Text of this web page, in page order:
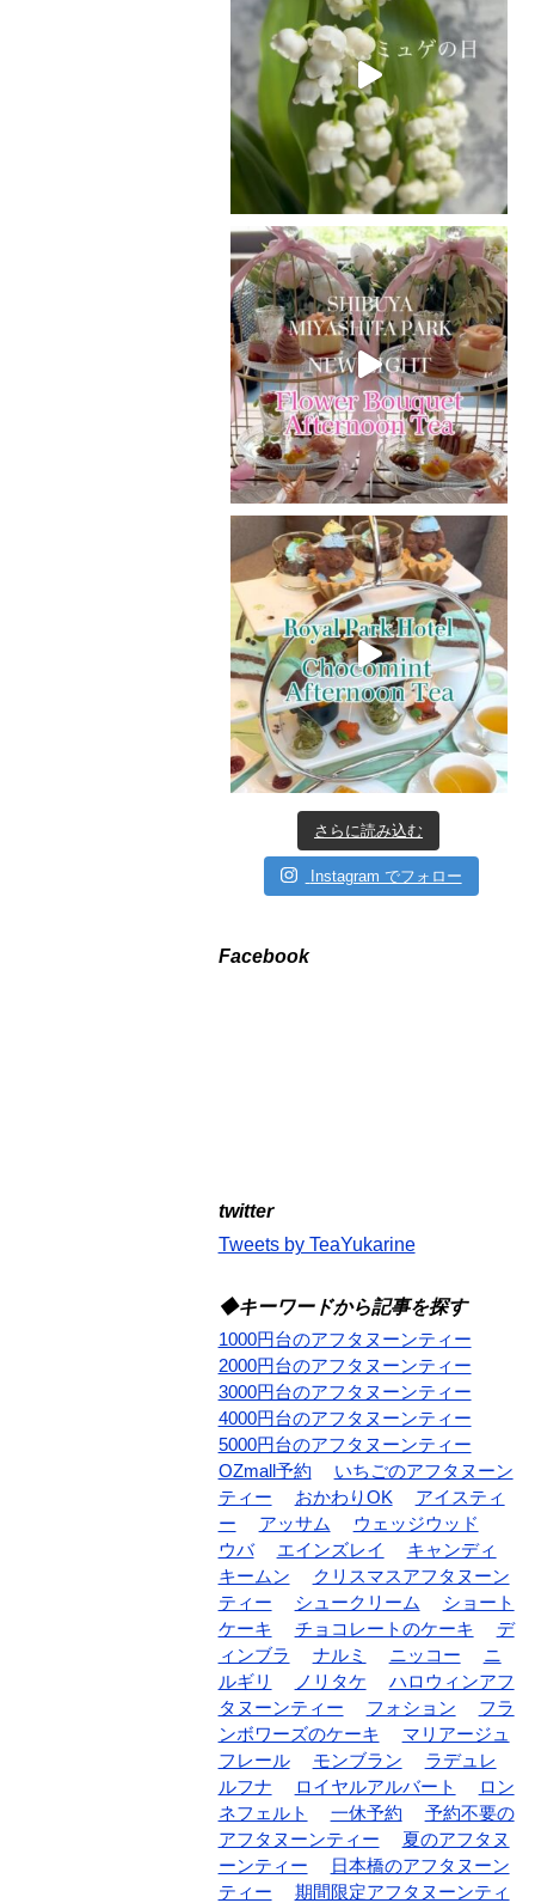
さらに読み込む
Instagram でフォロー
Facebook
twitter
Tweets by TeaYukarine
◆キーワードから記事を探す
1000円台のアフタヌーンティー
2000円台のアフタヌーンティー
3000円台のアフタヌーンティー
4000円台のアフタヌーンティー
5000円台のアフタヌーンティー
OZmall予約
いちごのアフタヌーン
ティー
おかわりOK
アイスティ
ー
アッサム
ウェッジウッド
ウバ
エインズレイ
キャンディ
キームン
クリスマスアフタヌーン
ティー
シュークリーム
ショート
ケーキ
チョコレートのケーキ
デ
ィンブラ
ナルミ ニッコー
ニ
ルギリ
ノリタケ
ハロウィンアフ
タヌーンティー
フォション
フラ
ンボワーズのケーキ
マリアージュ
フレール
モンブラン
ラデュレ
ルフナ
ロイヤルアルバート
ロン
ネフェルト
一休予約
予約不要の
アフタヌーンティー
夏のアフタヌ
ーンティー
日本橋のアフタヌーン
ティー
期間限定アフタヌーンティ